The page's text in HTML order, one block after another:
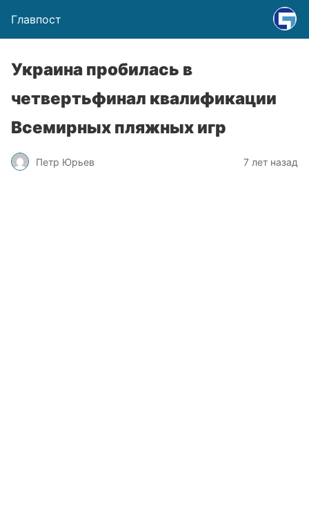
Главпост
Украина пробилась в
четвертьфинал квалификации
Всемирных пляжных игр
Петр Юрьев 7 лет назад